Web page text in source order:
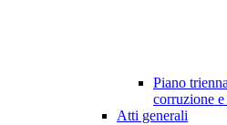
Piano
corruzione
Atti generali